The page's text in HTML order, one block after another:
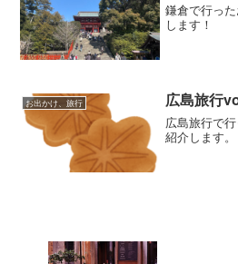
鎌倉で行っ
します！
お出かけ、旅行 広島旅行
広島旅行で
紹介します。